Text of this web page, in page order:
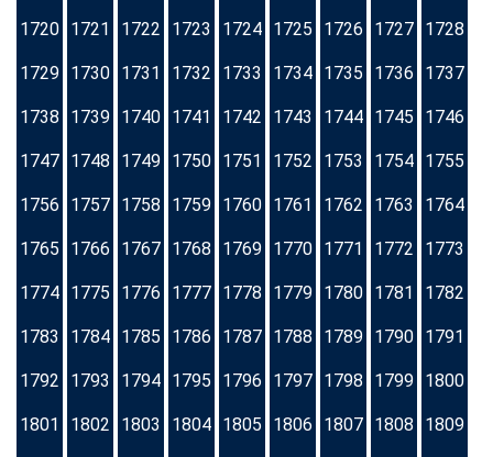
1720 1721 1722 1723 1724 1725 1726 1727 1728
1729 1730 1731 1732 1733 1734 1735 1736 1737
1738 1739 1740 1741 1742 1743 1744 1745 1746
1747 1748 1749 1750 1751 1752 1753 1754 1755
1756 1757 1758 1759 1760 1761 1762 1763 1764
1765 1766 1767 1768 1769 1770 1771 1772 1773
1774 1775 1776 1777 1778 1779 1780 1781 1782
1783 1784 1785 1786 1787 1788 1789 1790 1791
1792 1793 1794 1795 1796 1797 1798 1799 1800
1801 1802 1803 1804 1805 1806 1807 1808 1809